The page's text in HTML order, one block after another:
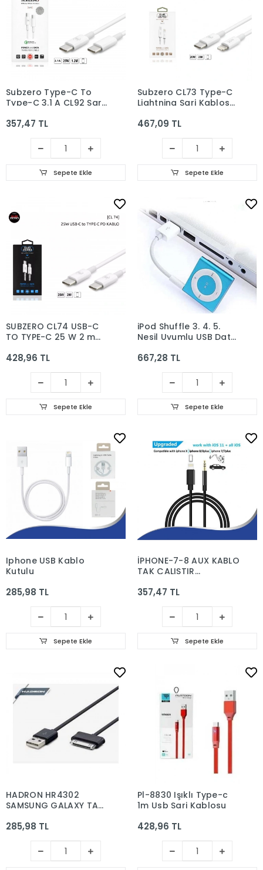
Subzero Type-C To
Type-C 3.1 A CL92 Şarj
357,47 TL
Sepete Ekle
Subzero CL73 Type-C
Lightning Şarj Kablosu
467,09 TL
Sepete Ekle
SUBZERO CL74 USB-C
TO TYPE-C 25 W 2 m
428,96 TL
Sepete Ekle
iPod Shuffle 3. 4. 5.
Nesil Uyumlu USB Data
667,28 TL
Sepete Ekle
Iphone USB Kablo
Kutulu
285,98 TL
Sepete Ekle
İPHONE-7-8 AUX KABLO
TAK ÇALIŞTIR
357,47 TL
Sepete Ekle
HADRON HR4302
SAMSUNG GALAXY TAB
285,98 TL
Pl-8830 Işıklı Type-c
1m Usb Şarj Kablosu
428,96 TL